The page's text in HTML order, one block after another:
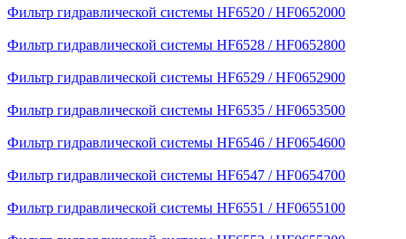
Фильтр гидравлической системы HF6520 / HF0652000
Фильтр гидравлической системы HF6528 / HF0652800
Фильтр гидравлической системы HF6529 / HF0652900
Фильтр гидравлической системы HF6535 / HF0653500
Фильтр гидравлической системы HF6546 / HF0654600
Фильтр гидравлической системы HF6547 / HF0654700
Фильтр гидравлической системы HF6551 / HF0655100